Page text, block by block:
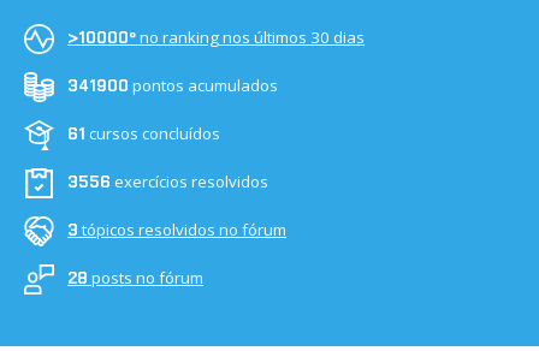
>10000ºno ranking nos últimos 30 dias
341900 pontos acumulados
61 cursos concluídos
3556 exercícios resolvidos
3 tópicos resolvidos no fórum
28 posts no fórum